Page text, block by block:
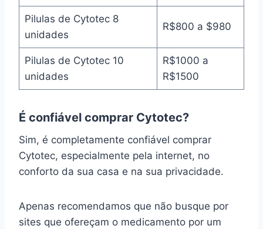
Pilulas de Cytotec 8
unidades
R$800 a $980
Pilulas de Cytotec 10
unidades
R$1000 a
R$1500
É confiável comprar Cytotec?
Sim, é completamente confiável comprar
Cytotec, especialmente pela internet, no
conforto da sua casa e na sua privacidade.
Apenas recomendamos que não busque por
sites que ofereçam o medicamento por um